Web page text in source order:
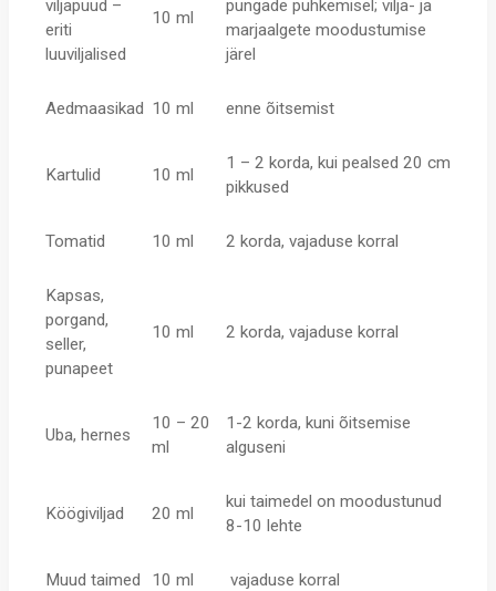
viljapuud –
eriti
luuviljalised
10 ml
pungade puhkemisel; vilja- ja
marjaalgete moodustumise
järel
Aedmaasikad 10 ml enne õitsemist
Kartulid 10 ml
1 – 2 korda, kui pealsed 20 cm
pikkused
Tomatid 10 ml 2 korda, vajaduse korral
Kapsas,
porgand,
seller,
punapeet
10 ml 2 korda, vajaduse korral
Uba, hernes
10 – 20
ml
1-2 korda, kuni õitsemise
alguseni
Köögiviljad 20 ml
kui taimedel on moodustunud
8-10 lehte
Muud taimed 10 ml vajaduse korral